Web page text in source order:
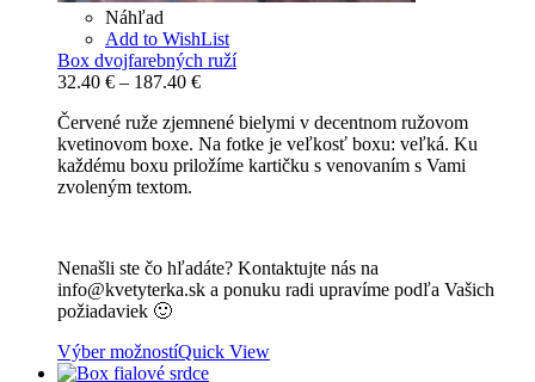
Náhľad
Add to WishList
Box dvojfarebných ruží
32.40 € – 187.40 €Price
32.40 €
through
187.40 €
Červené ruže zjemnené bielymi v decentnom ružovom
kvetinovom boxe. Na fotke je veľkosť boxu: veľká. Ku
každému boxu priložíme kartičku s venovaním s Vami
zvoleným textom.
Nenašli ste čo hľadáte? Kontaktujte nás na
info@kvetyterka.sk a ponuku radi upravíme podľa Vašich
požiadaviek 🙂
Výber možnostíQuick View